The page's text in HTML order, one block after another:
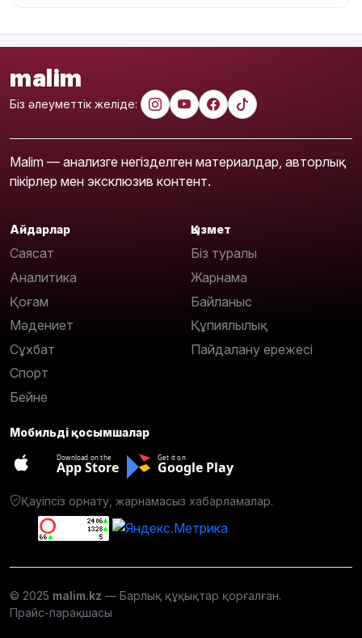
malim
Біз әлеуметтік желіде:
Malim — анализге негізделген материалдар, авторлық
пікірлер мен эксклюзив контент.
Айдарлар
Саясат
Аналитика
Қоғам
Мәдениет
Сұхбат
Спорт
Бейне
Қызмет
Біз туралы
Жарнама
Байланыс
Құпиялылық
Пайдалану ережесі
Мобильді қосымшалар
Download on the
App Store
Get it on
Google Play
Қауіпсіз орнату, жарнамасыз хабарламалар.
© 2025 malim.kz — Барлық құқықтар қорғалған.
Прайс-парақшасы